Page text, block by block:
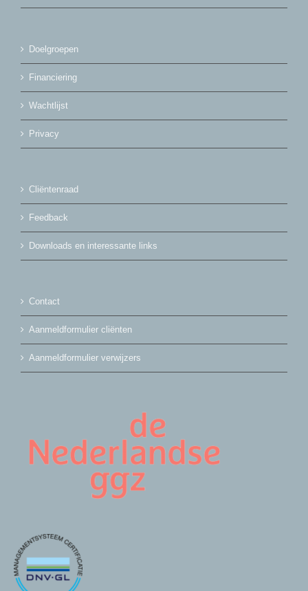
Doelgroepen
Financiering
Wachtlijst
Privacy
Cliëntenraad
Feedback
Downloads en interessante links
Contact
Aanmeldformulier cliënten
Aanmeldformulier verwijzers